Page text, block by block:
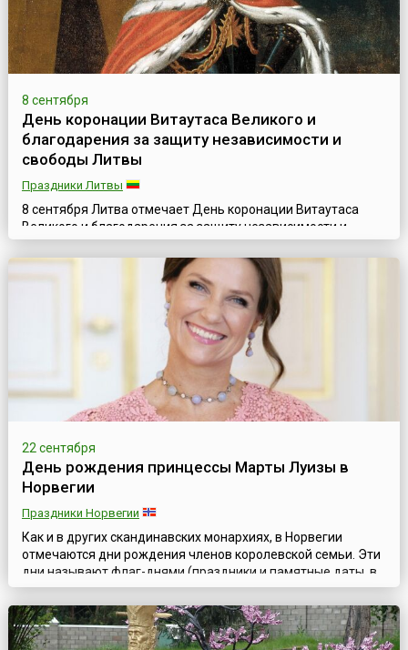
8 сентября
День коронации Витаутаса Великого и
благодарения за защиту независимости и
свободы Литвы
Праздники Литвы
8 сентября Литва отмечает День коронации Витаутаса
Великого и благодарения за защиту независимости и
свободы Великого княжества Литовского от Речи
Посполитой.Витаутас, или Витовт (лит. Vytautas, 1350—
1430), с 1392 года великий князь Литвы, сын Кейстута.
После унии Литвы с Польшей 1385 года Витаутас (Витовт),
опираясь на литовских и русских бояр, живших в русских
областях Литвы, боролся за неза...
22 сентября
День рождения принцессы Марты Луизы в
Норвегии
Праздники Норвегии
Как и в других скандинавских монархиях, в Норвегии
отмечаются дни рождения членов королевской семьи. Эти
дни называют флаг-днями (праздники и памятные даты, в
честь которых в установленных законодательством местах
поднимается государственный флаг).22 сентября в
Норвегии отмечается День рождения принцессы Марты
Луизы (норв. Märtha Louise, 22 сентября 1971 года),